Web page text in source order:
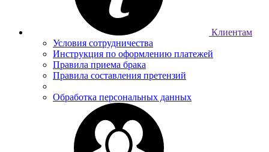
Клиентам
Условия сотрудничества
Инструкция по оформлению платежей
Правила приема брака
Правила составления претензий
Обработка персональных данных